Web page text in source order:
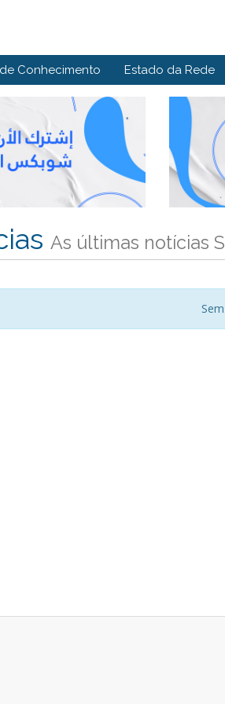
Conhecimento Estado da Rede
As últimas notícias